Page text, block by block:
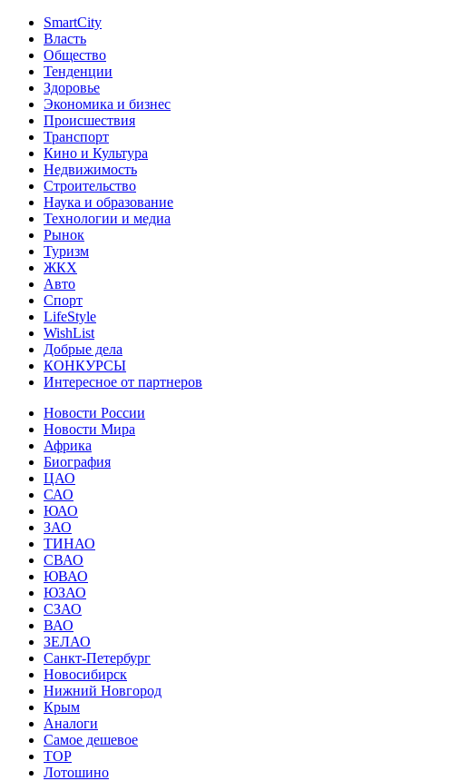
SmartCity
Власть
Общество
Тенденции
Здоровье
Экономика и бизнес
Происшествия
Транспорт
Кино и Культура
Недвижимость
Строительство
Наука и образование
Технологии и медиа
Рынок
Туризм
ЖКХ
Авто
Спорт
LifeStyle
WishList
Добрые дела
КОНКУРСЫ
Интересное от партнеров
Новости России
Новости Мира
Африка
Биография
ЦАО
САО
ЮАО
ЗАО
ТИНАО
СВАО
ЮВАО
ЮЗАО
СЗАО
ВАО
ЗЕЛАО
Санкт-Петербург
Новосибирск
Нижний Новгород
Крым
Аналоги
Самое дешевое
TOP
Лотошино